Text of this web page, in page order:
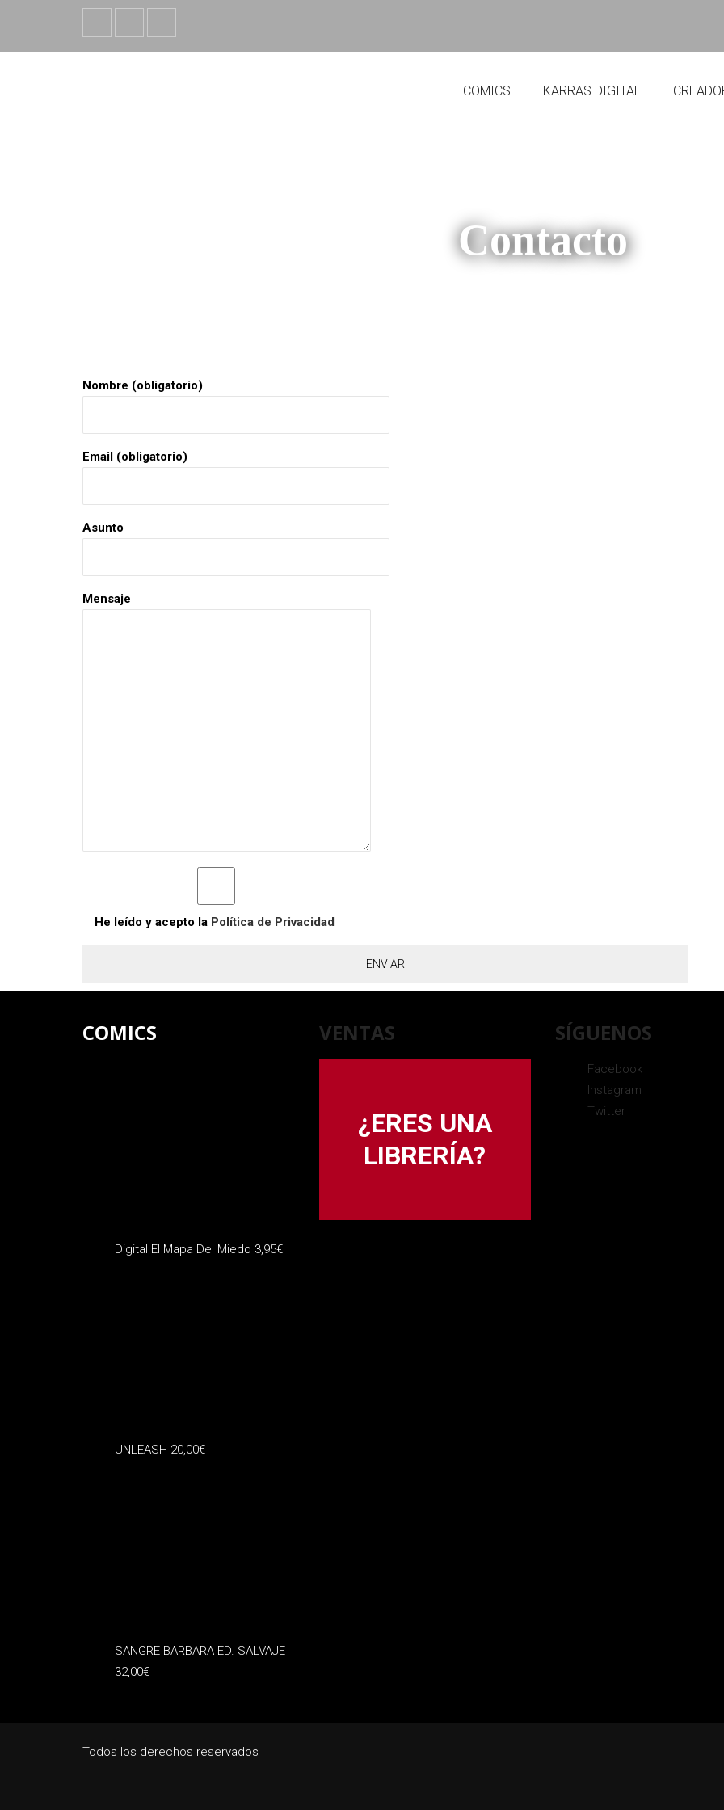
COMICS KARRAS DIGITAL
Contacto
Nombre (obligatorio)
Email (obligatorio)
Asunto
Mensaje
He leído y acepto la Política de Privacidad
COMICS
Digital El Mapa Del Miedo 3,95€
UNLEASH 20,00€
SANGRE BARBARA ED. SALVAJE
32,00€
VENTAS
¿ERES UNA
LIBRERÍA?
SÍGUENOS
Facebook
Instagram
Twitter
Todos los derechos reservados